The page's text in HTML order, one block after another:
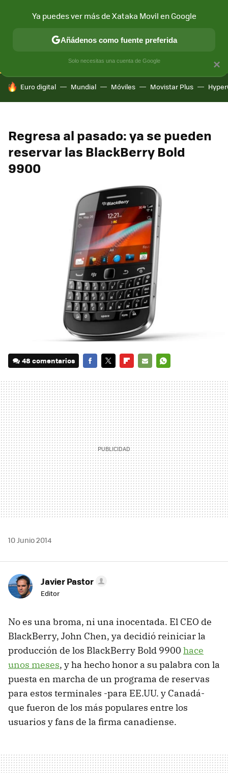
CONECTIVIDAD MÓVIL Y SOCIEDAD APLICACIONES
HOY SE HABLA DE
Euro digital Mundial Móviles Movistar Plus
Regresa al pasado: ya se pueden
reservar las BlackBerry Bold
9900
48 comentarios
MAIL
10 Junio 2014
Javier Pastor
Editor
No es una broma, ni una inocentada. El CEO de
BlackBerry, John Chen, ya decidió reiniciar la
producción de los BlackBerry Bold 9900 hace
unos meses, y ha hecho honor a su palabra con la
puesta en marcha de un programa de reservas
para estos terminales -para EE.UU. y Canadá-
que fueron de los más populares entre los
usuarios y fans de la firma canadiense.
×
Ya puedes ver más de Xataka Movil en Google
Añádenos como fuente preferida
Solo necesitas una cuenta de Google